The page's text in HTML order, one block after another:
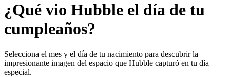
¿Qué vio Hubble el día de tu
cumpleaños?
Selecciona el mes y el día de tu nacimiento para descubrir la
impresionante imagen del espacio que Hubble capturó en tu día
especial.